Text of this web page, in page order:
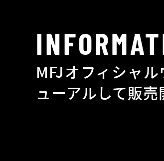
MFJオフィシャ
ューアルして販売